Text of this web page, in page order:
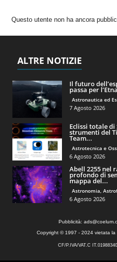
Questo utente non ha ancora
ALTRE NOTIZIE
Il futuro
passa per l’Etna
Astronautica ed
7 Agosto 2026
Eclissi totale di
strumenti del
Team...
Astrotecnica e
6 Agosto 2026
Abell 2255 nel
profondo di
mappa del...
Astronomia,
6 Agosto 2026
Pubblicità:
Copyright © 1997 - 2024 vietata la
CF/P.IVA/VAT.C